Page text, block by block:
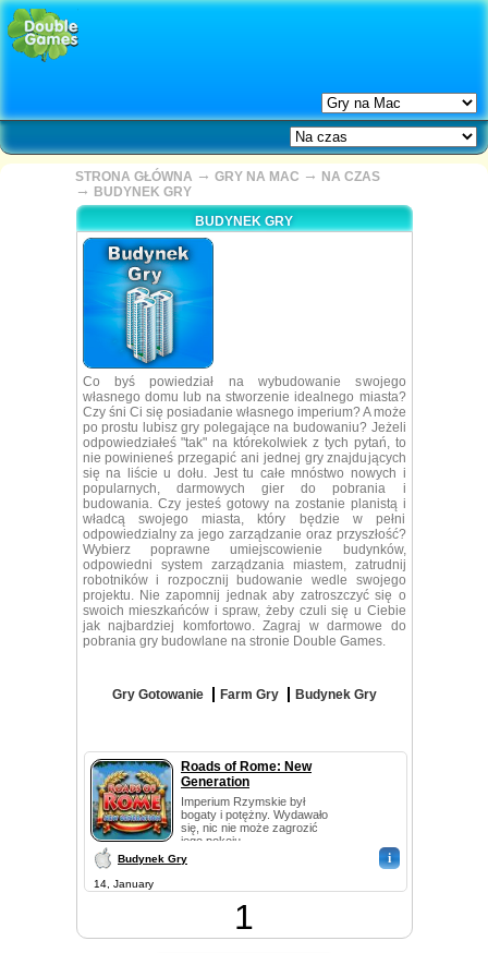
STRONA GŁÓWNA → GRY NA MAC → NA CZAS
→ BUDYNEK GRY
BUDYNEK GRY
Co byś powiedział na wybudowanie swojego
własnego domu lub na stworzenie idealnego miasta?
Czy śni Ci się posiadanie własnego imperium? A może
po prostu lubisz gry polegające na budowaniu? Jeżeli
odpowiedziałeś "tak" na którekolwiek z tych pytań, to
nie powinieneś przegapić ani jednej gry znajdujących
się na liście u dołu. Jest tu całe mnóstwo nowych i
popularnych, darmowych gier do pobrania i
budowania. Czy jesteś gotowy na zostanie planistą i
władcą swojego miasta, który będzie w pełni
odpowiedzialny za jego zarządzanie oraz przyszłość?
Wybierz poprawne umiejscowienie budynków,
odpowiedni system zarządzania miastem, zatrudnij
robotników i rozpocznij budowanie wedle swojego
projektu. Nie zapomnij jednak aby zatroszczyć się o
swoich mieszkańców i spraw, żeby czuli się u Ciebie
jak najbardziej komfortowo. Zagraj w darmowe do
pobrania gry budowlane na stronie Double Games.
Gry Gotowanie Farm Gry Budynek Gry
Roads of Rome: New
Generation
Imperium Rzymskie był
bogaty i potężny. Wydawało
się, nic nie może zagrozić
jego pokoju...
Budynek Gry i
14, January
1